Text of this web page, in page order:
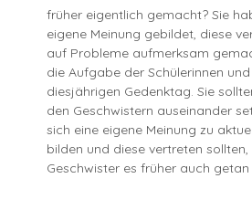
früher eigentlich gemacht? Sie
eigene Meinung gebildet, diese
auf Probleme aufmerksam
die Aufgabe der Schülerinnen
diesjährigen Gedenktag. Sie
den Geschwistern auseinander
sich eine eigene Meinung zu
bilden und diese vertreten sollten,
Geschwister es früher auch getan